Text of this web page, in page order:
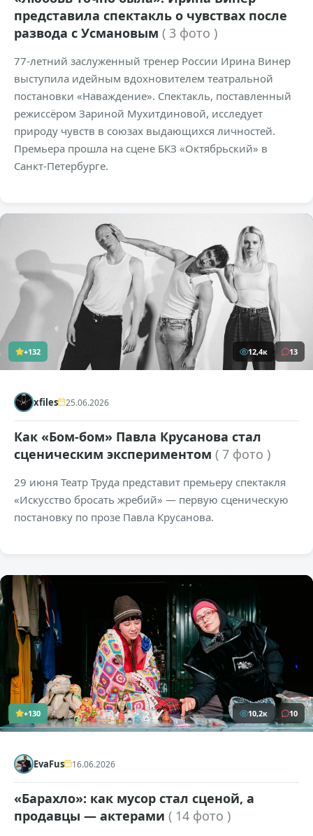
представила спектакль о чувствах после
развода с Усмановым ( 3 фото )
77-летний заслуженный тренер России Ирина Винер
выступила идейным вдохновителем театральной
постановки «Наваждение». Спектакль, поставленный
режиссёром Зариной Мухитдиновой, исследует
природу чувств в союзах выдающихся личностей.
Премьера прошла на сцене БКЗ «Октябрьский» в
Санкт-Петербурге.
+132 12,4к 13
xfiles 25.06.2026
Как «Бом-бом» Павла Крусанова стал
сценическим экспериментом ( 7 фото )
29 июня Театр Труда представит премьеру спектакля
«Искусство бросать жребий» — первую сценическую
постановку по прозе Павла Крусанова.
+130 10,2к 10
EvaFus 16.06.2026
«Барахло»: как мусор стал сценой, а
продавцы — актерами ( 14 фото )